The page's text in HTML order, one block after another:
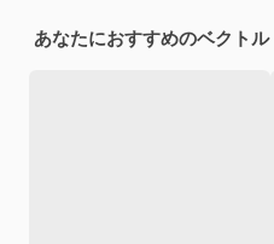
あなたにおすすめのベクトル